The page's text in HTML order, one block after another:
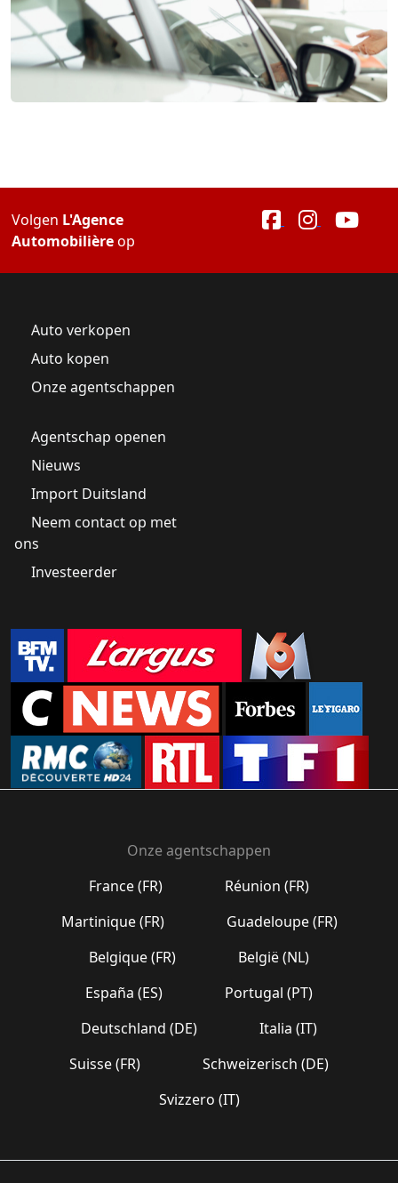
Volgen L'Agence
Automobilièreop
Auto verkopen
Auto kopen
Onze agentschappen
Agentschap openen
Nieuws
Import Duitsland
Neem contact op met
ons
Investeerder
Onze agentschappen
France (FR)
Réunion (FR)
Martinique (FR)
Guadeloupe (FR)
Belgique (FR)
België (NL)
España (ES)
Portugal (PT)
Deutschland (DE)
Italia (IT)
Suisse (FR)
Schweizerisch (DE)
Svizzero (IT)